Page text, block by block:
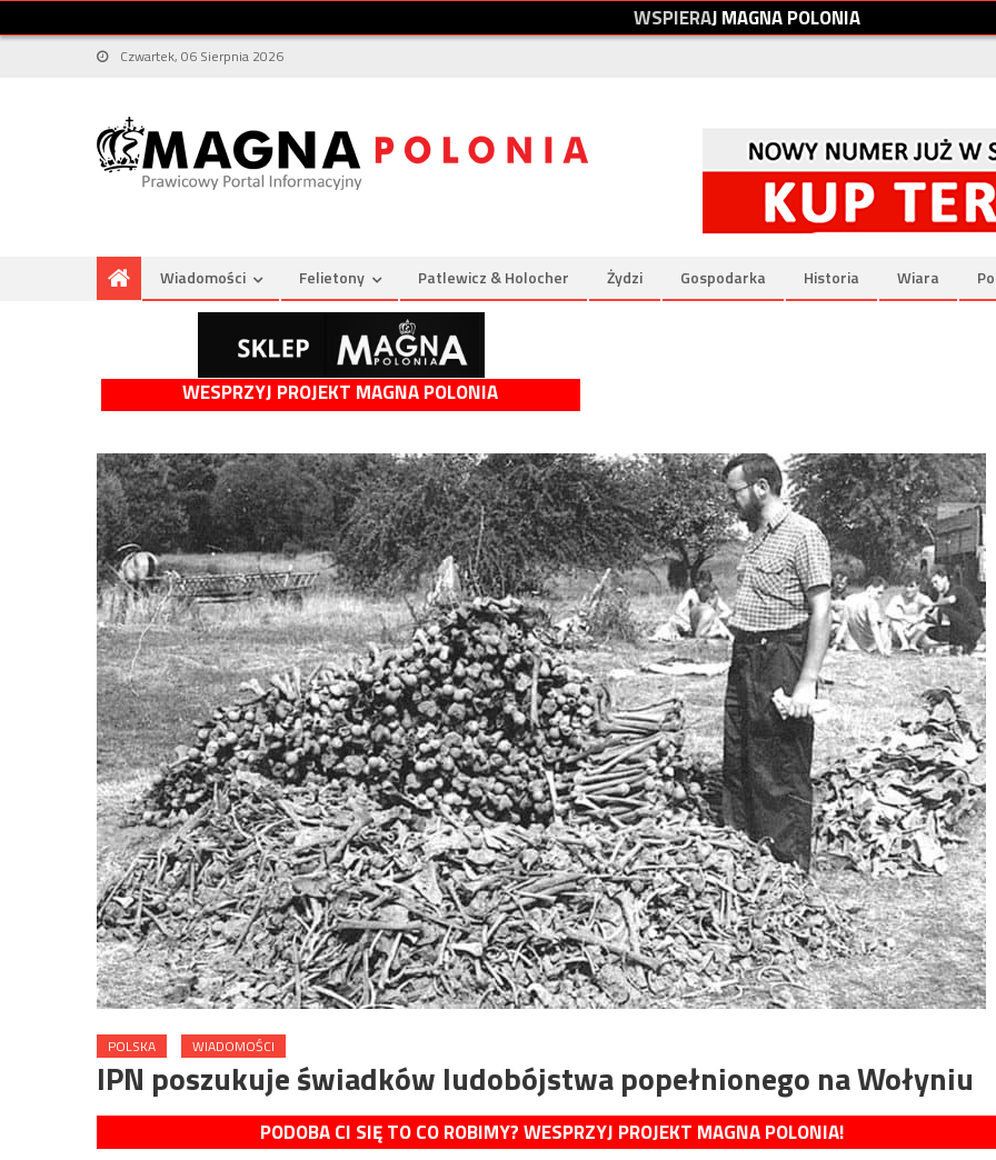
WSPIERAJMAGNAPOLONIA
Czwartek, 06 Sierpnia 2026
Wiadomości Felietony Patlewicz & Holocher Żydzi Gospodarka Historia Wiara
WESPRZYJ PROJEKT MAGNA POLONIA
POLSKA WIADOMOŚCI
IPN poszukuje świadków ludobójstwa popełnionego na Wołyniu
PODOBA CI SIĘ TO CO ROBIMY? WESPRZYJ PROJEKT MAGNA POLONIA!